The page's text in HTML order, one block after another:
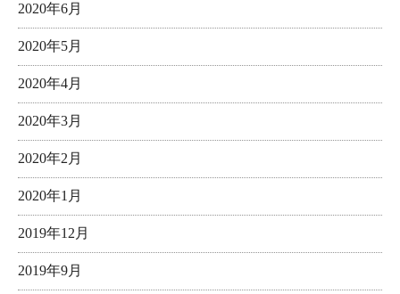
2020年6月
2020年5月
2020年4月
2020年3月
2020年2月
2020年1月
2019年12月
2019年9月